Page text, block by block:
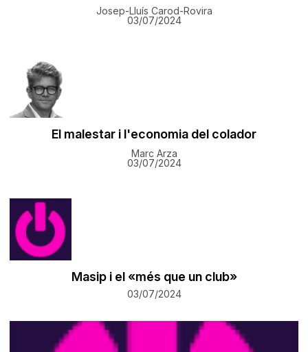
Josep-Lluís Carod-Rovira
03/07/2024
El malestar i l'economia del colador
Marc Arza
03/07/2024
Masip i el «més que un club»
03/07/2024